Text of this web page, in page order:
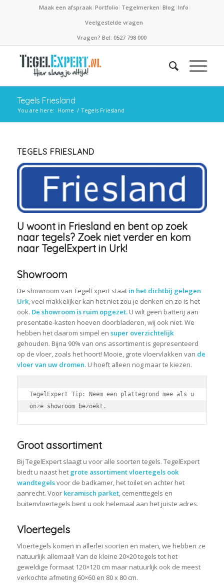
Maak een afspraak Portfolio Tegelmerken Blog Info
Veelgestelde vragen
Vragen? Bel: 0527 798 000
Tegels Friesland
You are here: Home / Tegels Friesland
TEGELS FRIESLAND
U woont in Friesland en bent op zoek
naar tegels? Zoek niet verder en kom
naar TegelExpert in Urk!
Showroom
De showroom van TegelExpert staat in het dichtbij gelegen
Urk, veel makkelijker kan het niet zou je denken en zo is het
ook. De showroom is ruim opgezet.U wilt geen batterij aan
presentatie-kasten hoeven doorbladeren, wij ook niet. We
hebben het daarom simpel en super overzichtelijk
gehouden. Bijna 90% van ons assortiment is gepresenteerd
op de vloer, zoals het hoort! Mooie, grote vloervlakken van de
vloer van uw dromen. U hoeft alleen nog maar te kiezen.
TegelExpert Tip: Neem een plattegrond mee als u
onze showroom bezoekt.
Groot assortiment
Bij TegelExpert slaagt u voor alle soorten tegels. TegelExpert
biedt u naast het grote assortiment vloertegels ook
wandtegelsvoor de badkamer, het toilet en achter het
aanrecht. Voor keramisch parket, cementtegels en
buitenvloertegels bent u ook helemaal aan het juiste adres.
Vloertegels
Vloertegels komen in allerlei soorten en maten, we hebben ze
natuurlijk allemaal! Van de kleine 20×20 tegels tot het
geweldige formaat 120×120 cm maar natuurlijk ook de meest
verkochte afmeting 60×60 en 80 x 80 cm.